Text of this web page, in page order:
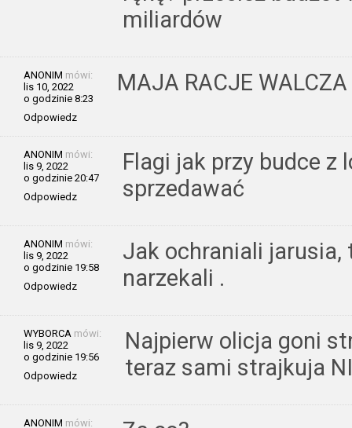
miliardów
ANONIM mówi:
lis 10, 2022
o godzinie 8:23
Odpowiedz
MAJA RACJE
ANONIM mówi:
lis 9, 2022
o godzinie 20:47
Odpowiedz
Flagi jak przy budce z
sprzedawać
ANONIM mówi:
lis 9, 2022
o godzinie 19:58
Odpowiedz
Jak ochraniali jarusia,
narzekali .
WYBORCA mówi:
lis 9, 2022
o godzinie 19:56
Odpowiedz
Najpierw olicja goni
teraz sami strajkuja
ANONIM mówi: